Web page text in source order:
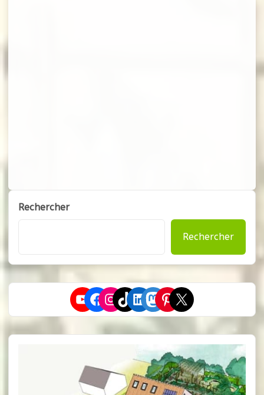
Rechercher
Rechercher
YouTube
Facebook
Instagram
TikTok
LinkedIn
Mastodon
Pinterest
X